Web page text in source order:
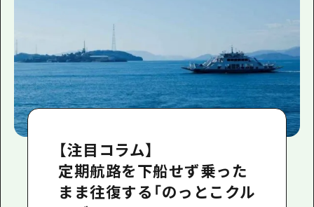
【注目コラム】
定期航路を下船せず乗った
まま往復する「のっとこクル